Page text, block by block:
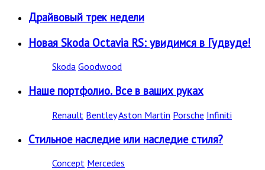
Драйвовый трек недели
Новая Skoda Octavia RS: увидимся в Гудвуде!
Skoda Goodwood
Наше портфолио. Все в ваших руках
Renault BentleyAston Martin Porsche Infiniti
Стильное наследие или наследие стиля?
Concept Mercedes